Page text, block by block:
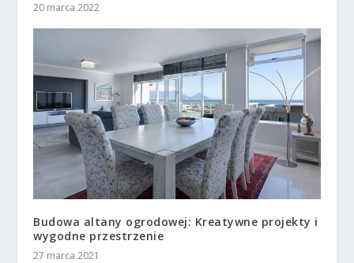
20 marca 2022
Budowa altany ogrodowej: Kreatywne projekty i
wygodne przestrzenie
27 marca 2021